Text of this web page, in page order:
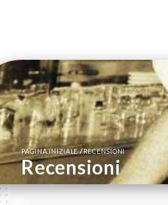
PAGINA INIZIALE/RECENSIONI
Recensioni